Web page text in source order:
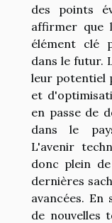
des points
affirmer que
élément clé
dans le futur.
leur potentiel
et
en passe de
dans le
L'avenir
donc plein
dernières
avancées.
de nouvelles